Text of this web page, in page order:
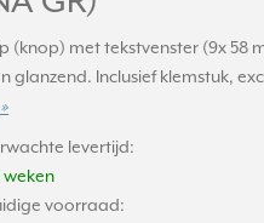
(knop) met tekstvenster (9x 58
glanzend. Inclusief klemstuk,
levertijd:
weken
voorraad: